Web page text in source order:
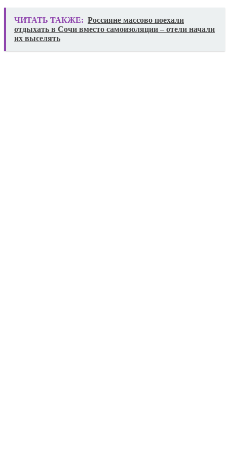
ЧИТАТЬ ТАКЖЕ: Россияне массово поехали
отдыхать в Сочи вместо самоизоляции – отели начали
их выселять